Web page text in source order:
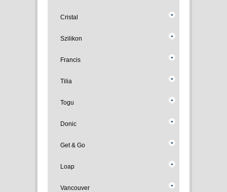
Cristal
Szilikon
Francis
Tilia
Togu
Donic
Get & Go
Loap
Vancouver